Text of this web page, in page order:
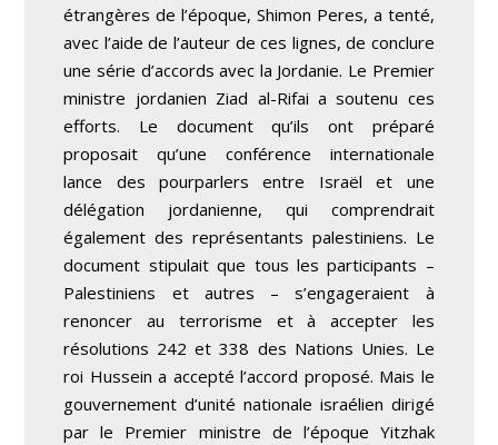
étrangères de l’époque, Shimon Peres, a tenté,
avec l’aide de l’auteur de ces lignes, de conclure
une série d’accords avec la Jordanie. Le Premier
ministre jordanien Ziad al-Rifai a soutenu ces
efforts. Le document qu’ils ont préparé
proposait qu’une conférence internationale
lance des pourparlers entre Israël et une
délégation jordanienne, qui comprendrait
également des représentants palestiniens. Le
document stipulait que tous les participants –
Palestiniens et autres – s’engageraient à
renoncer au terrorisme et à accepter les
résolutions 242 et 338 des Nations Unies. Le
roi Hussein a accepté l’accord proposé. Mais le
gouvernement d’unité nationale israélien dirigé
par le Premier ministre de l’époque Yitzhak